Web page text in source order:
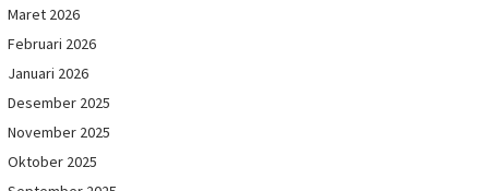
Maret 2026
Februari 2026
Januari 2026
Desember 2025
November 2025
Oktober 2025